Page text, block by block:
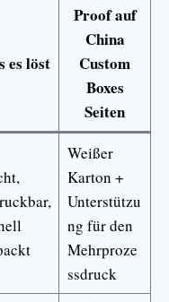
es löst
Proof auf
China
Custom
Boxes
Seiten
Weißer
Karton +
Unterstützu
ng für den
Mehrproze
ssdruck